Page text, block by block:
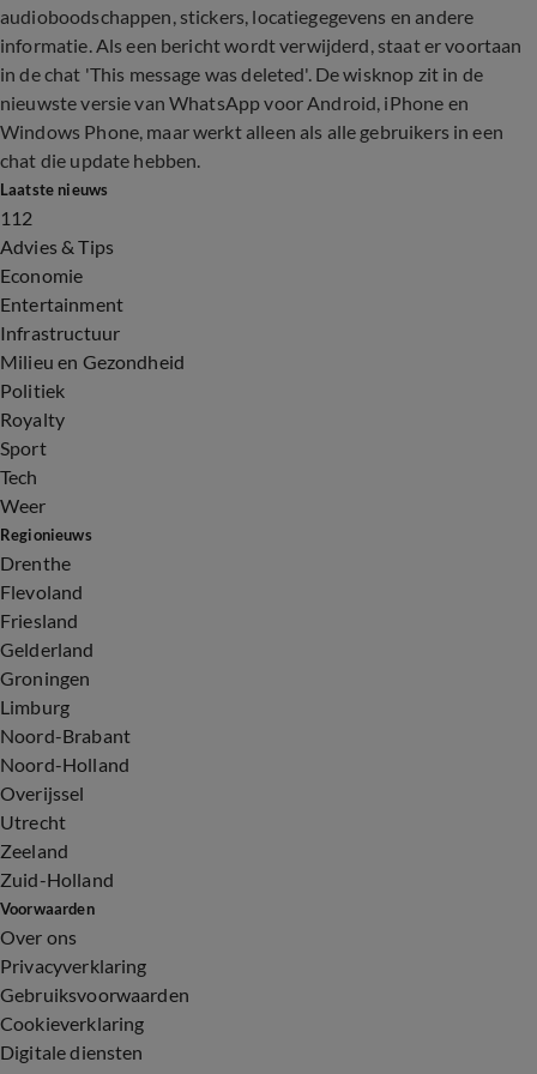
audioboodschappen, stickers, locatiegegevens en andere
informatie. Als een bericht wordt verwijderd, staat er voortaan
in de chat 'This message was deleted'. De wisknop zit in de
nieuwste versie van WhatsApp voor Android, iPhone en
Windows Phone, maar werkt alleen als alle gebruikers in een
chat die update hebben.
Laatste nieuws
112
Advies & Tips
Economie
Entertainment
Infrastructuur
Milieu en Gezondheid
Politiek
Royalty
Sport
Tech
Weer
Regionieuws
Drenthe
Flevoland
Friesland
Gelderland
Groningen
Limburg
Noord-Brabant
Noord-Holland
Overijssel
Utrecht
Zeeland
Zuid-Holland
Voorwaarden
Over ons
Privacyverklaring
Gebruiksvoorwaarden
Cookieverklaring
Digitale diensten